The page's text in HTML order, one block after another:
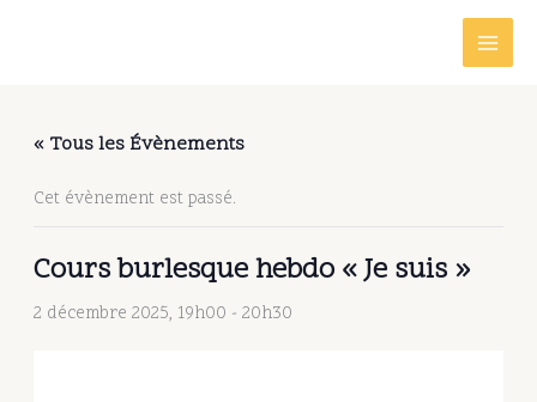
« Tous les Évènements
Cet évènement est passé.
Cours burlesque hebdo « Je suis »
2 décembre 2025, 19h00 - 20h30